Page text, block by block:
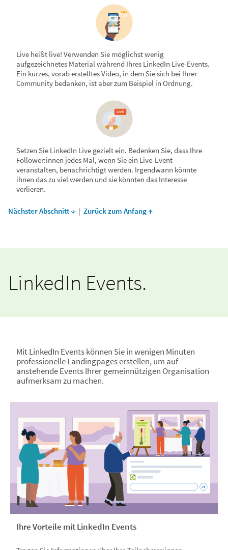
Live heißt live! Verwenden Sie möglichst wenig
aufgezeichnetes Material während Ihres LinkedIn Live-Events.
Ein kurzes, vorab erstelltes Video, in dem Sie sich bei Ihrer
Community bedanken, ist aber zum Beispiel in Ordnung.
Setzen Sie LinkedIn Live gezielt ein. Bedenken Sie, dass Ihre
Follower:innen jedes Mal, wenn Sie ein Live-Event
veranstalten, benachrichtigt werden. Irgendwann könnte
ihnen das zu viel werden und sie könnten das Interesse
verlieren.
Nächster Abschnitt ↓ | Zurück zum Anfang ↑
LinkedIn Events.
Mit LinkedIn Events können Sie in wenigen Minuten
professionelle Landingpages erstellen, um auf
anstehende Events Ihrer gemeinnützigen Organisation
aufmerksam zu machen.
Ihre Vorteile mit LinkedIn Events